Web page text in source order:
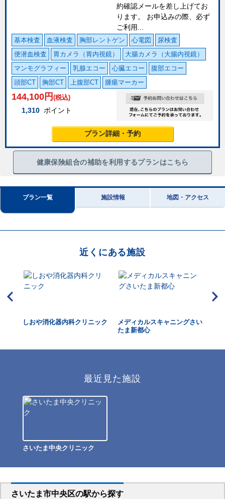
約確認メールを差し上げてお
ります。 お申込みの際、必ず
ご利用...
基本検査 血液検査 胸部レントゲン 心電図
尿検査
便潜血検査
胃カメラ（胃内視鏡）
大腸カメラ（大腸内視鏡）
マンモグラフィー
乳腺エコー 心臓エコー
腹部エコー
頭部CT
胸部CT 上腹部CT 腫瘍マーカー
144,100 円 (税込)
1,310 ポイント
プラン詳細・予約
健康保険組合の補助を利用するプランはこちら
プラン一覧 施設情報 地図・アクセス
近くにある施設
しおや消化器内科クリニック
メディカルスキャニングさい
たま新都心
最近見た施設
さいたま中央クリニック
さいたま市中央区の駅から探す